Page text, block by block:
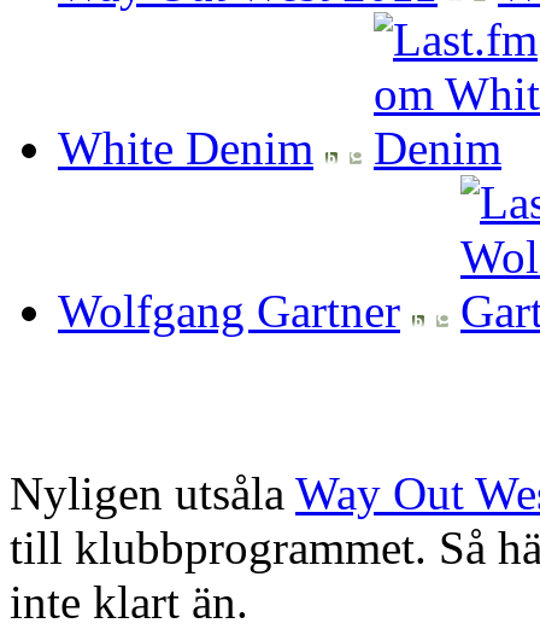
White Denim
Wolfgang Gartner
Nyligen utsåla Way Out
till klubbprogrammet. Så
inte klart än.